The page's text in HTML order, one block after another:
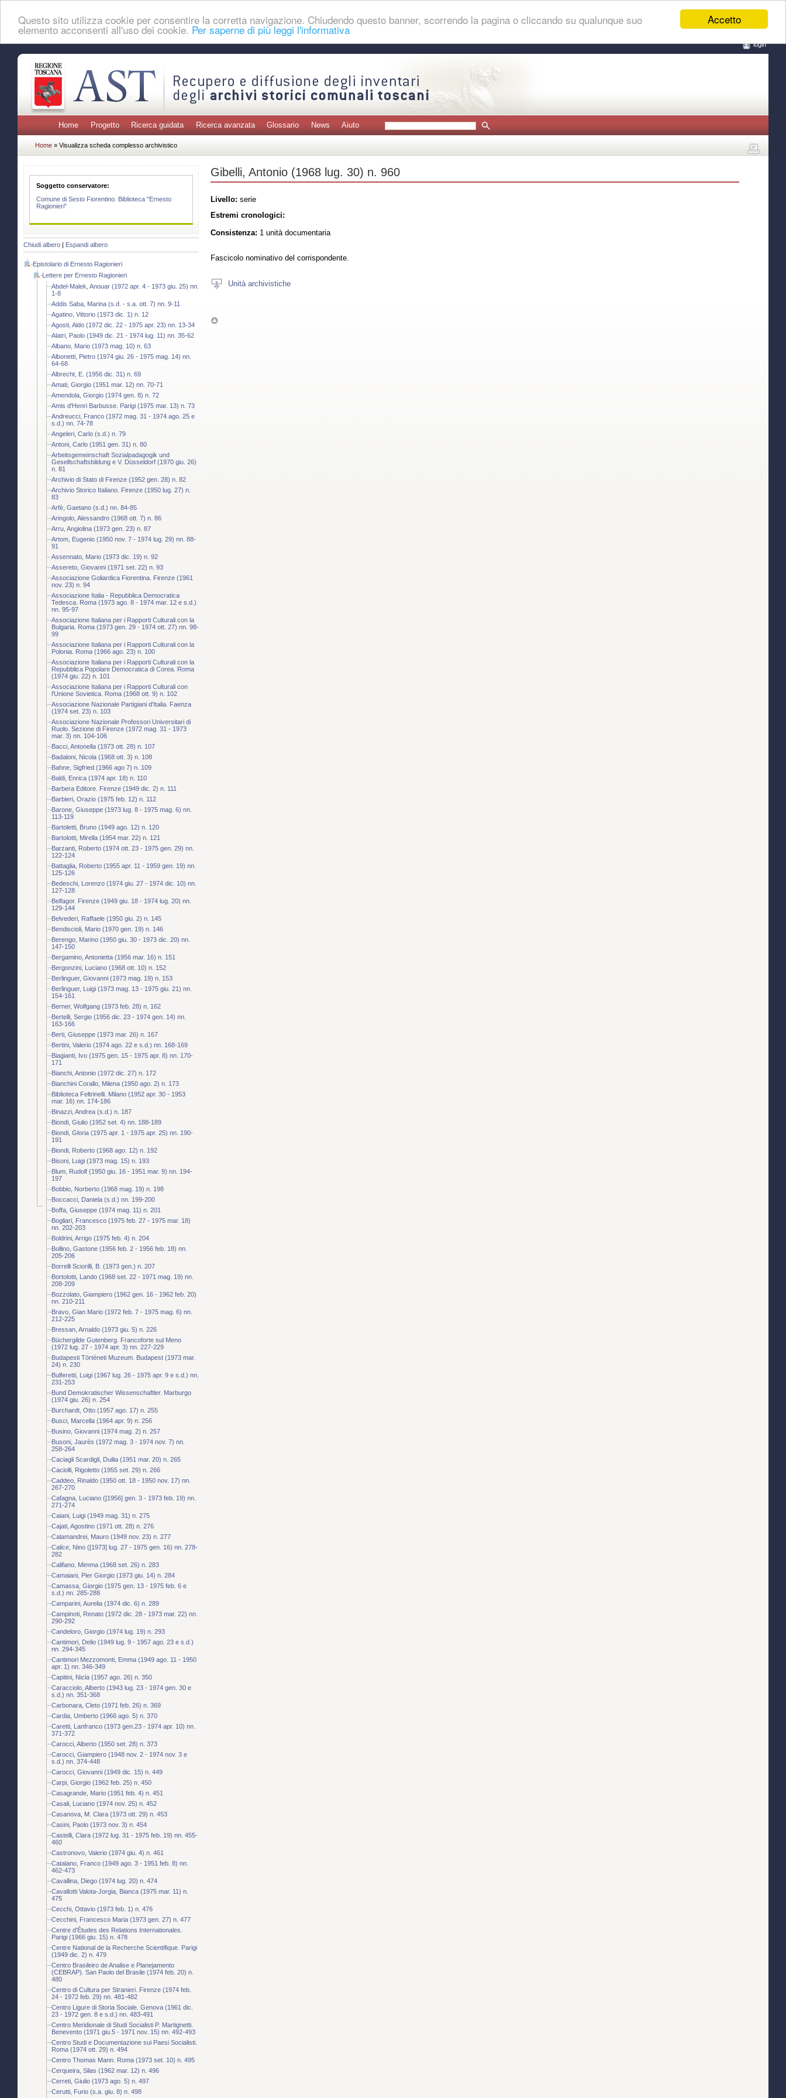
Accetto
Questo sito utilizza cookie per consentire la corretta navigazione. Chiudendo questo banner, scorrendo la pagina o cliccando su qualunque suo
elemento acconsenti all'uso dei cookie. Per saperne di più leggi l'informativa
login
Home Progetto Ricerca guidata Ricerca avanzata Glossario News Aiuto
Home » Visualizza scheda complesso archivistico
Soggetto conservatore:
Comune di Sesto Fiorentino. Biblioteca "Ernesto
Ragionieri"
Chiudi albero Espandi albero
Epistolario di Ernesto Ragionieri
Lettere per Ernesto Ragionieri
Abdel-Malek, Anouar (1972 apr. 4 - 1973 giu. 25) nn.
1-8
Addis Saba, Marina (s.d. - s.a. ott. 7) nn. 9-11
Agatino, Vittorio (1973 dic. 1) n. 12
Agosti, Aldo (1972 dic. 22 - 1975 apr. 23) nn. 13-34
Alatri, Paolo (1949 dic. 21 - 1974 lug. 11) nn. 35-62
Albano, Mario (1973 mag. 10) n. 63
Albonetti, Pietro (1974 giu. 26 - 1975 mag. 14) nn.
64-68
Albrecht, E. (1956 dic. 31) n. 69
Amati, Giorgio (1951 mar. 12) nn. 70-71
Amendola, Giorgio (1974 gen. 8) n. 72
Amis d'Henri Barbusse. Parigi (1975 mar. 13) n. 73
Andreucci, Franco (1972 mag. 31 - 1974 ago. 25 e
s.d.) nn. 74-78
Angeleri, Carlo (s.d.) n. 79
Antoni, Carlo (1951 gen. 31) n. 80
Arbeitsgemeinschaft Sozialpadagogik und
Gesellschaftsbildung e V. Düsseldorf (1970 giu. 26)
n. 81
Archivio di Stato di Firenze (1952 gen. 28) n. 82
Archivio Storico Italiano. Firenze (1950 lug. 27) n.
83
Arfè, Gaetano (s.d.) nn. 84-85
Aringolo, Alessandro (1968 ott. 7) n. 86
Arru, Angiolina (1973 gen. 23) n. 87
Artom, Eugenio (1950 nov. 7 - 1974 lug. 29) nn. 88-
91
Assennato, Mario (1973 dic. 19) n. 92
Assereto, Giovanni (1971 set. 22) n. 93
Associazione Goliardica Fiorentina. Firenze (1961
nov. 23) n. 94
Associazione Italia - Repubblica Democratica
Tedesca. Roma (1973 ago. 8 - 1974 mar. 12 e s.d.)
nn. 95-97
Associazione Italiana per i Rapporti Culturali con la
Bulgaria. Roma (1973 gen. 29 - 1974 ott. 27) nn. 98-
99
Associazione Italiana per i Rapporti Culturali con la
Polonia. Roma (1966 ago. 23) n. 100
Associazione Italiana per i Rapporti Culturali con la
Repubblica Popolare Democratica di Corea. Roma
(1974 giu. 22) n. 101
Associazione Italiana per i Rapporti Culturali con
l'Unione Sovietica. Roma (1968 ott. 9) n. 102
Associazione Nazionale Partigiani d'Italia. Faenza
(1974 set. 23) n. 103
Associazione Nazionale Professori Universitari di
Ruolo. Sezione di Firenze (1972 mag. 31 - 1973
mar. 3) nn. 104-106
Bacci, Antonella (1973 ott. 28) n. 107
Badaloni, Nicola (1968 ott. 3) n. 108
Bahne, Sigfried (1966 ago 7) n. 109
Baldi, Enrica (1974 apr. 18) n. 110
Barbera Editore. Firenze (1949 dic. 2) n. 111
Barbieri, Orazio (1975 feb. 12) n. 112
Barone, Giuseppe (1973 lug. 8 - 1975 mag. 6) nn.
113-119
Bartoletti, Bruno (1949 ago. 12) n. 120
Bartolotti, Mirella (1954 mar. 22) n. 121
Barzanti, Roberto (1974 ott. 23 - 1975 gen. 29) nn.
122-124
Battaglia, Roberto (1955 apr. 11 - 1959 gen. 19) nn.
125-126
Bedeschi, Lorenzo (1974 giu. 27 - 1974 dic. 10) nn.
127-128
Belfagor. Firenze (1949 giu. 18 - 1974 lug. 20) nn.
129-144
Belvederi, Raffaele (1950 giu. 2) n. 145
Bendiscioli, Mario (1970 gen. 19) n. 146
Berengo, Marino (1950 giu. 30 - 1973 dic. 20) nn.
147-150
Bergamino, Antonietta (1956 mar. 16) n. 151
Bergonzini, Luciano (1968 ott. 10) n. 152
Berlinguer, Giovanni (1973 mag. 19) n. 153
Berlinguer, Luigi (1973 mag. 13 - 1975 giu. 21) nn.
154-161
Berner, Wolfgang (1973 feb. 28) n. 162
Bertelli, Sergio (1956 dic. 23 - 1974 gen. 14) nn.
163-166
Berti, Giuseppe (1973 mar. 26) n. 167
Bertini, Valerio (1974 ago. 22 e s.d.) nn. 168-169
Biagianti, Ivo (1975 gen. 15 - 1975 apr. 8) nn. 170-
171
Bianchi, Antonio (1972 dic. 27) n. 172
Bianchini Corallo, Milena (1950 ago. 2) n. 173
Biblioteca Feltrinelli. Milano (1952 apr. 30 - 1953
mar. 16) nn. 174-186
Binazzi, Andrea (s.d.) n. 187
Biondi, Giulio (1952 set. 4) nn. 188-189
Biondi, Gloria (1975 apr. 1 - 1975 apr. 25) nn. 190-
191
Biondi, Roberto (1968 ago. 12) n. 192
Bisoni, Luigi (1973 mag. 15) n. 193
Blum, Rudolf (1950 giu. 16 - 1951 mar. 9) nn. 194-
197
Bobbio, Norberto (1968 mag. 19) n. 198
Boccacci, Daniela (s.d.) nn. 199-200
Boffa, Giuseppe (1974 mag. 11) n. 201
Bogliari, Francesco (1975 feb. 27 - 1975 mar. 18)
nn. 202-203
Boldrini, Arrigo (1975 feb. 4) n. 204
Bollino, Gastone (1956 feb. 2 - 1956 feb. 18) nn.
205-206
Borrelli Sciorilli, B. (1973 gen.) n. 207
Bortolotti, Lando (1968 set. 22 - 1971 mag. 19) nn.
208-209
Bozzolato, Giampiero (1962 gen. 16 - 1962 feb. 20)
nn. 210-211
Bravo, Gian Mario (1972 feb. 7 - 1975 mag. 6) nn.
212-225
Bressan, Arnaldo (1973 giu. 5) n. 226
Büchergilde Gutenberg. Francoforte sul Meno
(1972 lug. 27 - 1974 apr. 3) nn. 227-229
Budapesti Történeti Muzeum. Budapest (1973 mar.
24) n. 230
Bulferetti, Luigi (1967 lug. 26 - 1975 apr. 9 e s.d.) nn.
231-253
Bund Demokratischer Wissenschaftler. Marburgo
(1974 giu. 26) n. 254
Burchardt, Otto (1957 ago. 17) n. 255
Busci, Marcella (1964 apr. 9) n. 256
Busino, Giovanni (1974 mag. 2) n. 257
Busoni, Jaurès (1972 mag. 3 - 1974 nov. 7) nn.
258-264
Caciagli Scardigli, Duilia (1951 mar. 20) n. 265
Caciolli, Rigoletto (1955 set. 29) n. 266
Caddeo, Rinaldo (1950 ott. 18 - 1950 nov. 17) nn.
267-270
Cafagna, Luciano ([1956] gen. 3 - 1973 feb. 19) nn.
271-274
Caiani, Luigi (1949 mag. 31) n. 275
Cajati, Agostino (1971 ott. 28) n. 276
Calamandrei, Mauro (1949 nov. 23) n. 277
Calice, Nino ([1973] lug. 27 - 1975 gen. 16) nn. 278-
282
Califano, Mimma (1968 set. 26) n. 283
Camaiani, Pier Giorgio (1973 giu. 14) n. 284
Camassa, Giorgio (1975 gen. 13 - 1975 feb. 6 e
s.d.) nn. 285-288
Camparini, Aurelia (1974 dic. 6) n. 289
Campinoti, Renato (1972 dic. 28 - 1973 mar. 22) nn.
290-292
Candeloro, Giorgio (1974 lug. 19) n. 293
Cantimori, Delio (1949 lug. 9 - 1957 ago. 23 e s.d.)
nn. 294-345
Cantimori Mezzomonti, Emma (1949 ago. 11 - 1950
apr. 1) nn. 346-349
Capitini, Nicla (1957 ago. 26) n. 350
Caracciolo, Alberto (1943 lug. 23 - 1974 gen. 30 e
s.d.) nn. 351-368
Carbonara, Cleto (1971 feb. 26) n. 369
Cardia, Umberto (1966 ago. 5) n. 370
Caretti, Lanfranco (1973 gen.23 - 1974 apr. 10) nn.
371-372
Carocci, Alberto (1950 set. 28) n. 373
Carocci, Giampiero (1948 nov. 2 - 1974 nov. 3 e
s.d.) nn. 374-448
Carocci, Giovanni (1949 dic. 15) n. 449
Carpi, Giorgio (1962 feb. 25) n. 450
Casagrande, Mario (1951 feb. 4) n. 451
Casali, Luciano (1974 nov. 25) n. 452
Casanova, M. Clara (1973 ott. 29) n. 453
Casini, Paolo (1973 nov. 3) n. 454
Castelli, Clara (1972 lug. 31 - 1975 feb. 19) nn. 455-
460
Castronovo, Valerio (1974 giu. 4) n. 461
Catalano, Franco (1949 ago. 3 - 1951 feb. 8) nn.
462-473
Cavallina, Diego (1974 lug. 20) n. 474
Cavallotti Valota-Jorgia, Bianca (1975 mar. 11) n.
475
Cecchi, Ottavio (1973 feb. 1) n. 476
Cecchini, Francesco Maria (1973 gen. 27) n. 477
Centre d'Études des Relations Internationales.
Parigi (1966 giu. 15) n. 478
Centre National de la Recherche Scientifique. Parigi
(1949 dic. 2) n. 479
Centro Brasileiro de Analise e Planejamento
(CEBRAP). San Paolo del Brasile (1974 feb. 20) n.
480
Centro di Cultura per Stranieri. Firenze (1974 feb.
24 - 1972 feb. 29) nn. 481-482
Centro Ligure di Storia Sociale. Genova (1961 dic.
23 - 1972 gen. 8 e s.d.) nn. 483-491
Centro Meridionale di Studi Socialisti P. Martignetti.
Benevento (1971 giu.5 - 1971 nov. 15) nn. 492-493
Centro Studi e Documentazione sui Paesi Socialisti.
Roma (1974 ott. 29) n. 494
Centro Thomas Mann. Roma (1973 set. 10) n. 495
Cerqueira, Silas (1962 mar. 12) n. 496
Cerreti, Giulio (1973 ago. 5) n. 497
Cerutti, Furio (s.a. giu. 8) n. 498
Gibelli, Antonio (1968 lug. 30) n. 960
Livello: serie
Estremi cronologici:
Consistenza: 1 unità documentaria
Fascicolo nominativo del corrispondente.
Unità archivistiche